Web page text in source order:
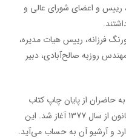
رییس و اعضای شورای عالی و
فرزانه، رییس هیات مدیره،
روزبه صالح‌آبادی، دبیر
از پایان چاپ کتاب
پیام‌نامه کانون خبر داد. انتشار پیام‌نامه کانون از سال 1377 آغاز شد. این
دارد و آرشیو آن به حساب می‌آید.